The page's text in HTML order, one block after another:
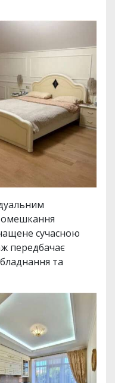
сучасною
передбачає
та